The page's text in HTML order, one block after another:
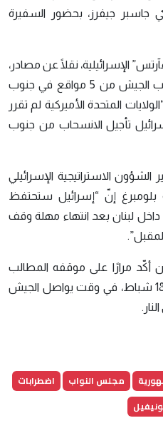
جاسبر جيفرز، بحضور السفيرة
الإسرائيلية، نقلًا عن مصادر،
أنّ “إسرائيل طلبت تأجيل انسحاب الجيش من 5 مواقع في جنوب
المتحدة الأميركية لم تقرر
تأجيل الانسحاب من جنوب
الاستراتيجية الإسرائيلي
بلومبرغ إنّ “إسرائيل ستحتفظ
لبنان بعد انتهاء مهلة وقف
أكّد مرارًا على موقفه المطالب
بالانسحاب الإسرائيلي في مهلة 18 شباط، في وقت يواصل الجيش
مجلس النواب
اضطرابات